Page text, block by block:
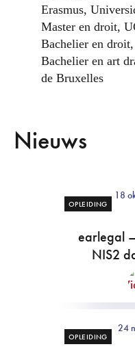
Erasmus,
Master en droit,
Bachelier en
Bachelier en art
de Bruxelles
Nieuws
OPLEIDING
18
earlegal
NIS2
OPLEIDING
24